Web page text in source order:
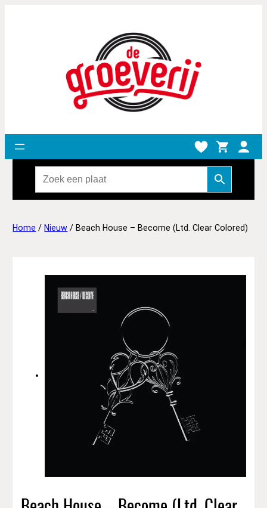
Home / Nieuw / Beach House – Become (Ltd. Clear Colored)